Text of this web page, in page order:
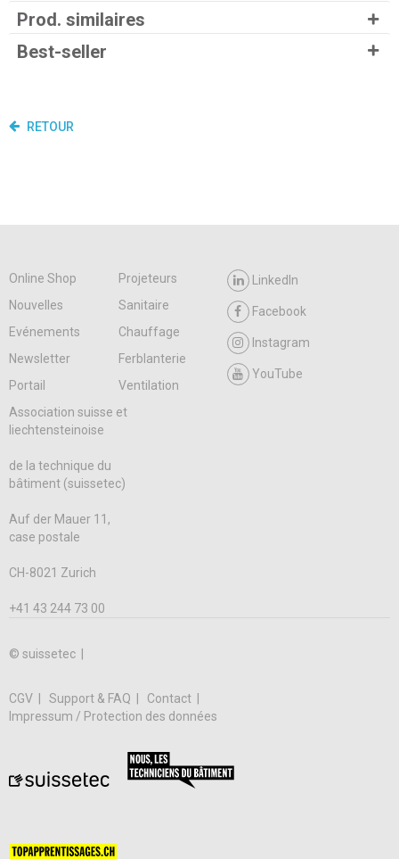
Prod. similaires
Best-seller
RETOUR
Online Shop
Projeteurs
Nouvelles
Sanitaire
Evénements
Chauffage
Newsletter
Ferblanterie
Portail
Ventilation
LinkedIn
Facebook
Instagram
YouTube
Association suisse et
liechtensteinoise
de la technique du
bâtiment (suissetec)
Auf der Mauer 11,
case postale
CH-8021 Zurich
+41 43 244 73 00
© suissetec |
CGV Support & FAQ
Contact
Impressum / Protection des données